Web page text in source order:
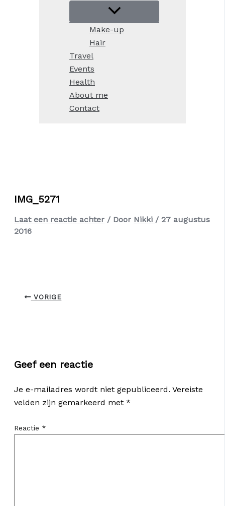
Make-up
Hair
Travel
Events
Health
About me
Contact
IMG_5271
Laat een reactie achter / Door Nikki / 27 augustus
2016
VORIGE
Geef een reactie
Je e-mailadres wordt niet gepubliceerd. Vereiste
velden zijn gemarkeerd met *
Reactie *